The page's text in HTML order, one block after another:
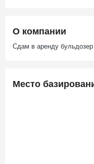
О компании
Сдам в аренду
Место